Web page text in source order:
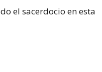
el sacerdocio en esta